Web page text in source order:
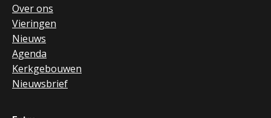
Over ons
Vieringen
Nieuws
Agenda
Kerkgebouwen
Nieuwsbrief